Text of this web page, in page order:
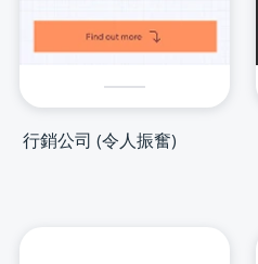
行銷公司 (令人振奮)